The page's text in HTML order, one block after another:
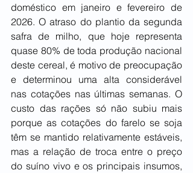
doméstico em janeiro e fevereiro de
2026. O atraso do plantio da segunda
safra de milho, que hoje representa
quase 80% de toda produção nacional
deste cereal, é motivo de preocupação
e determinou uma alta considerável
nas cotações nas últimas semanas. O
custo das rações só não subiu mais
porque as cotações do farelo se soja
têm se mantido relativamente estáveis,
mas a relação de troca entre o preço
do suíno vivo e os principais insumos,